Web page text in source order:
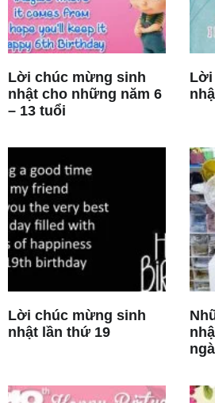
Lời chúc mừng sinh
nhật cho những năm 6
– 13 tuổi
Lời
Lời chúc mừng sinh
nhật lần thứ 19